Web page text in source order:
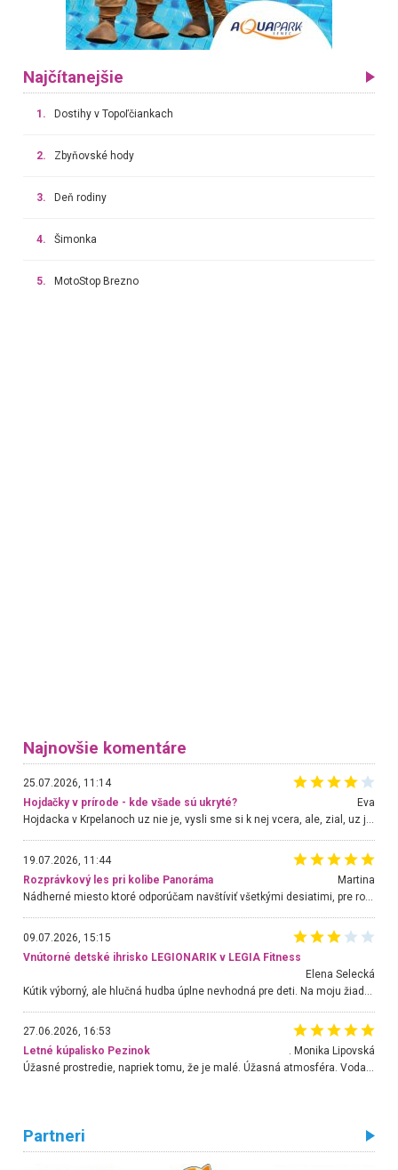
Najčítanejšie
1. Dostihy v Topoľčiankach
2. Zbyňovské hody
3. Deň rodiny
4. Šimonka
5. MotoStop Brezno
Najnovšie komentáre
25.07.2026, 11:14
Hojdačky v prírode - kde všade sú ukryté?
Eva
Hojdacka v Krpelanoch uz nie je, vysli sme si k nej vcera, ale, zial, uz je znicena. Ak sem planujete cestu len kvoli hojdacke, mozete si ju usetrit. Krasny vyhlad je tu vsak aj bez hojdacky :-)
19.07.2026, 11:44
Rozprávkový les pri kolibe Panoráma
Martina
Nádherné miesto ktoré odporúčam navštíviť všetkými desiatimi, pre rodiny s deťmi, dôchodcom... Proste a jednoducho ozaj rozprávkový les.. určite ešte prídeme. Odniesli sme si na pamiatku krásne tričká,
09.07.2026, 15:15
Vnútorné detské ihrisko LEGIONARIK v LEGIA Fitness
Elena Selecká
27.06.2026, 16:53
Letné kúpalisko Pezinok
. Monika Lipovská
Úžasné prostredie, napriek tomu, že je malé. Úžasná atmosféra. Voda fantastická a nádherná. Ľudí je pomerne veľa, ale su mili a ohľaduplní. Je veľmi zaujímavé sledovať, ako dokážu spolu športovať cudzí ľudia a bez ohľadu na vek. Vládne tu pohoda. Vnuka neviem dostať z vody. Ďakujem za krásny deň . Urcite sa sem vrátim. Jediný problém je s parkovaním, ale aj ten sa mi podarilo vyriešiť. Monika Bratislava
Partneri